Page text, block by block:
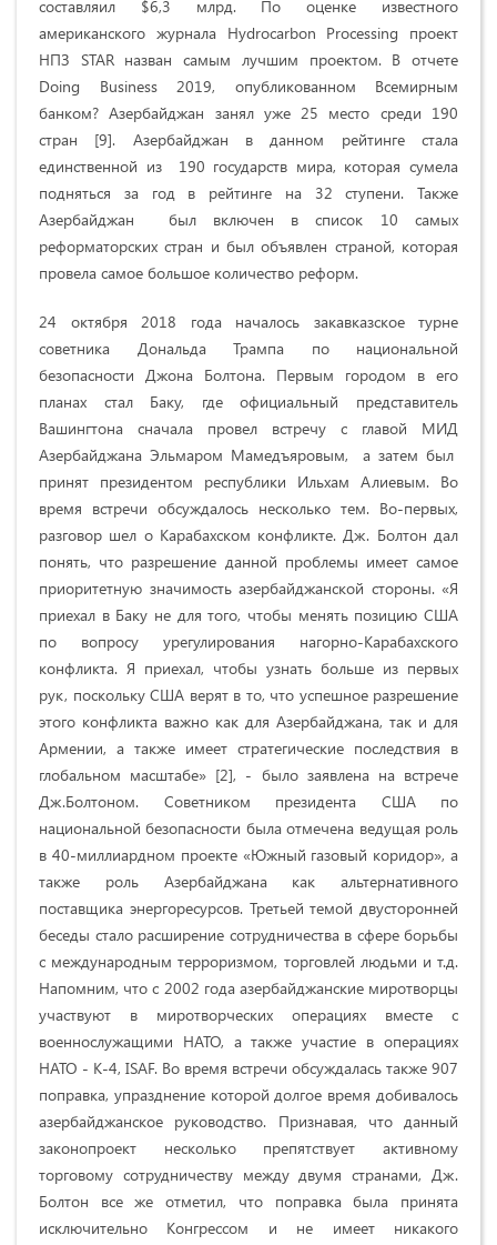
составляил $6,3 млрд. По оценке известного
американского журнала Hydrocarbon Processing проект
НПЗ STAR назван самым лучшим проектом. В отчете
Doing Business 2019, опубликованном Всемирным
банком? Азербайджан занял уже 25 место среди 190
стран [9]. Азербайджан в данном рейтинге стала
единственной из 190 государств мира, которая сумела
подняться за год в рейтинге на 32 ступени. Также
Азербайджан был включен в список 10 самых
реформаторских стран и был объявлен страной, которая
провела самое большое количество реформ.
24 октября 2018 года началось закавказское турне
советника Дональда Трампа по национальной
безопасности Джона Болтона. Первым городом в его
планах стал Баку, где официальный представитель
Вашингтона сначала провел встречу с главой МИД
Азербайджана Эльмаром Мамедъяровым, а затем был
принят президентом республики Ильхам Алиевым. Во
время встречи обсуждалось несколько тем. Во-первых,
разговор шел о Карабахском конфликте. Дж. Болтон дал
понять, что разрешение данной проблемы имеет самое
приоритетную значимость азербайджанской стороны. «Я
приехал в Баку не для того, чтобы менять позицию США
по вопросу урегулирования нагорно-Карабахского
конфликта. Я приехал, чтобы узнать больше из первых
рук, поскольку США верят в то, что успешное разрешение
этого конфликта важно как для Азербайджана, так и для
Армении, а также имеет стратегические последствия в
глобальном масштабе» [2], - было заявлена на встрече
Дж.Болтоном. Советником президента США по
национальной безопасности была отмечена ведущая роль
в 40-миллиардном проекте «Южный газовый коридор», а
также роль Азербайджана как альтернативного
поставщика энергоресурсов. Третьей темой двусторонней
беседы стало расширение сотрудничества в сфере борьбы
с международным терроризмом, торговлей людьми и т.д.
Напомним, что с 2002 года азербайджанские миротворцы
участвуют в миротворческих операциях вместе с
военнослужащими НАТО, а также участие в операциях
НАТО - К-4, ISAF. Во время встречи обсуждалась также 907
поправка, упразднение которой долгое время добивалось
азербайджанское руководство. Признавая, что данный
законопроект несколько препятствует активному
торговому сотрудничеству между двумя странами, Дж.
Болтон все же отметил, что поправка была принята
исключительно Конгрессом и не имеет никакого